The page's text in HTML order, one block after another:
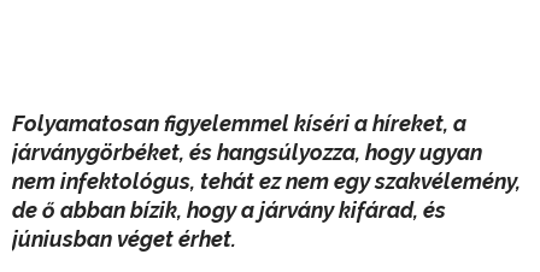
Folyamatosan figyelemmel kíséri a híreket, a
járványgörbéket, és hangsúlyozza, hogy ugyan
nem infektológus, tehát ez nem egy szakvélemény,
de ő abban bízik, hogy a járvány kifárad, és
júniusban véget érhet.